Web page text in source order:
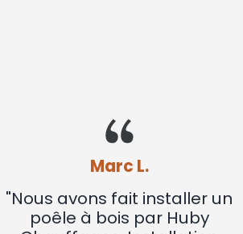
Marc L.
"Nous avons fait installer
un poêle à bois par Huby